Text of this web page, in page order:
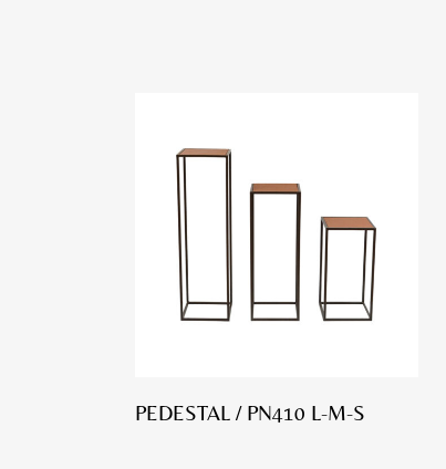
PEDESTAL / PN410 L-M-S